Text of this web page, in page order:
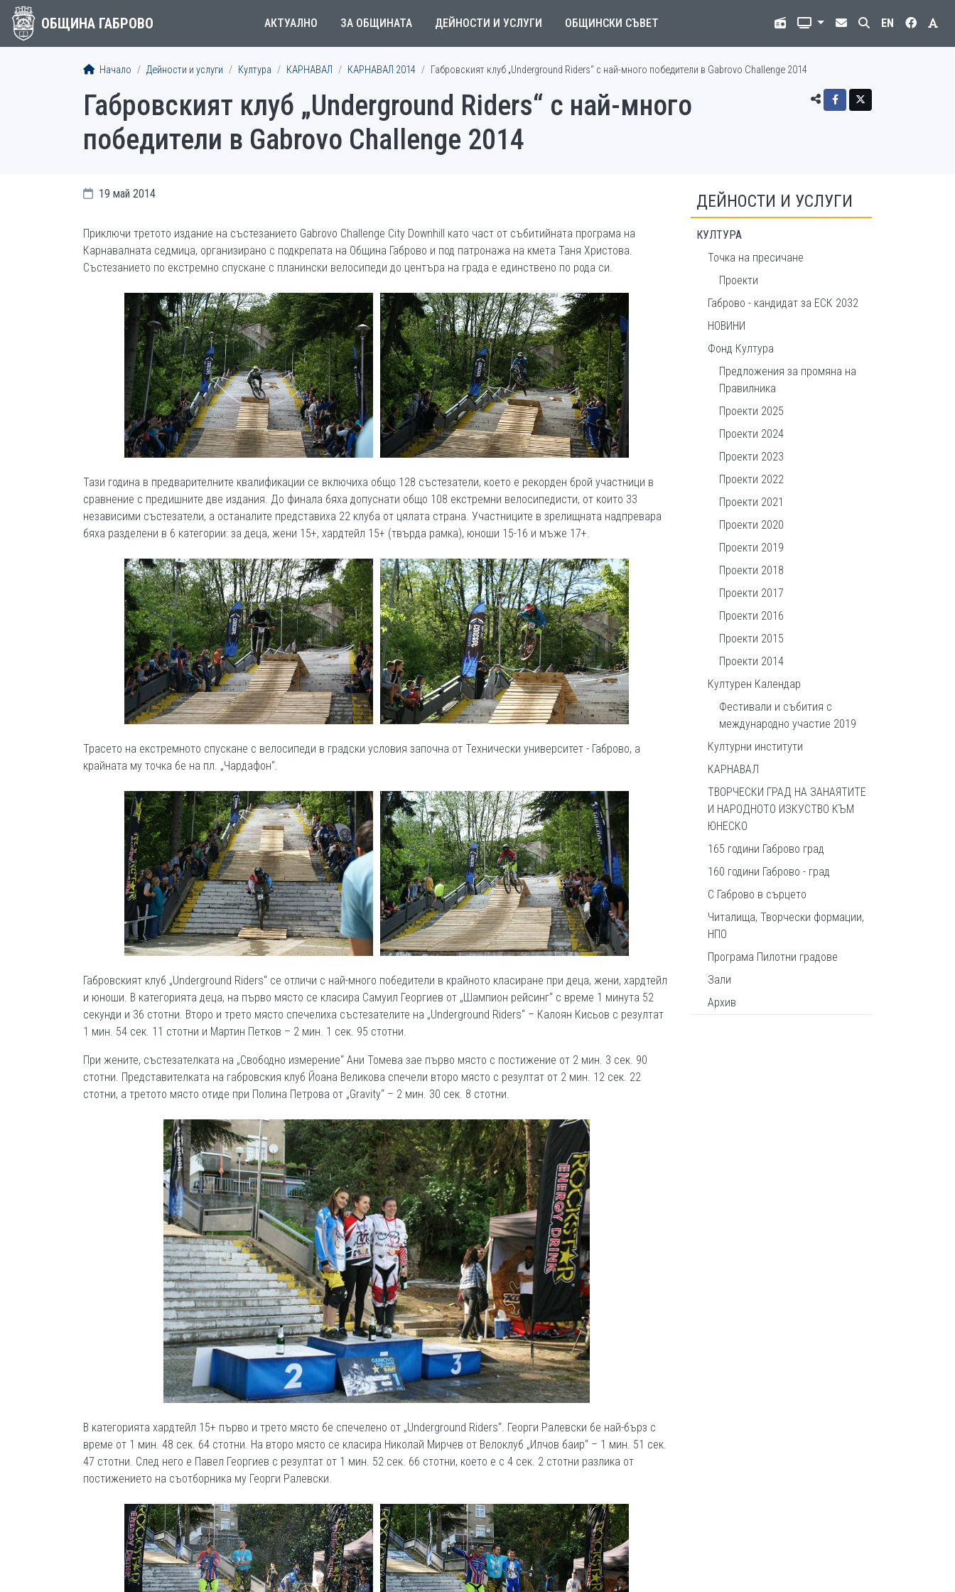
ОБЩИНА ГАБРОВО АКТУАЛНО ЗА ОБЩИНАТА ДЕЙНОСТИ И УСЛУГИ ОБЩИНСКИ СЪВЕТ EN
Начало Дейности и услуги Култура КАРНАВАЛ КАРНАВАЛ 2014 Габровският клуб „Underground Riders“ с най-много победители в Gabrovo Challenge 2014
Габровският клуб „Underground Riders“ с най-много
победители в Gabrovo Challenge 2014
19 май 2014
Приключи третото издание на състезанието Gabrovo Challenge City Downhill като част от събитийната програма на
Карнавалната седмица, организирано с подкрепата на Община Габрово и под патронажа на кмета Таня Христова.
Състезанието по екстремно спускане с планински велосипеди до центъра на града е единствено по рода си.
Тази година в предварителните квалификации се включиха общо 128 състезатели, което е рекорден брой участници в
сравнение с предишните две издания. До финала бяха допуснати общо 108 екстремни велосипедисти, от които 33
независими състезатели, а останалите представиха 22 клуба от цялата страна. Участниците в зрелищната надпревара
бяха разделени в 6 категории: за деца, жени 15+, хардтейл 15+ (твърда рамка), юноши 15-16 и мъже 17+.
Трасето на екстремното спускане с велосипеди в градски условия започна от Технически университет - Габрово, а
крайната му точка бе на пл. „Чардафон“.
Габровският клуб „Underground Riders“ се отличи с най-много победители в крайното класиране при деца, жени, хардтейл
и юноши. В категорията деца, на първо място се класира Самуил Георгиев от „Шампион рейсинг“ с време 1 минута 52
секунди и 36 стотни. Второ и трето място спечелиха състезателите на „Underground Riders“ – Калоян Кисьов с резултат
1 мин. 54 сек. 11 стотни и Мартин Петков – 2 мин. 1 сек. 95 стотни.
При жените, състезателката на „Свободно измерение“ Ани Томева зае първо място с постижение от 2 мин. 3 сек. 90
стотни. Представителката на габровския клуб Йоана Великова спечели второ място с резултат от 2 мин. 12 сек. 22
стотни, а третото място отиде при Полина Петрова от „Gravity“ – 2 мин. 30 сек. 8 стотни.
В категорията хардтейл 15+ първо и трето място бе спечелено от „Underground Riders“. Георги Ралевски бе най-бърз с
време от 1 мин. 48 сек. 64 стотни. На второ място се класира Николай Мирчев от Велоклуб „Илчов баир“ – 1 мин. 51 сек.
47 стотни. След него е Павел Георгиев с резултат от 1 мин. 52 сек. 66 стотни, което е с 4 сек. 2 стотни разлика от
постижението на съотборника му Георги Ралевски.
ДЕЙНОСТИ И УСЛУГИ
КУЛТУРА
Точка на пресичане
Проекти
Габрово - кандидат за ЕСК 2032
НОВИНИ
Фонд Култура
Предложения за промяна на
Правилника
Проекти 2025
Проекти 2024
Проекти 2023
Проекти 2022
Проекти 2021
Проекти 2020
Проекти 2019
Проекти 2018
Проекти 2017
Проекти 2016
Проекти 2015
Проекти 2014
Културен Календар
Фестивали и събития с
международно участие 2019
Културни институти
КАРНАВАЛ
ТВОРЧЕСКИ ГРАД НА ЗАНАЯТИТЕ
И НАРОДНОТО ИЗКУСТВО КЪМ
ЮНЕСКО
165 години Габрово град
160 години Габрово - град
С Габрово в сърцето
Читалища, Творчески формации,
НПО
Програма Пилотни градове
Зали
Архив